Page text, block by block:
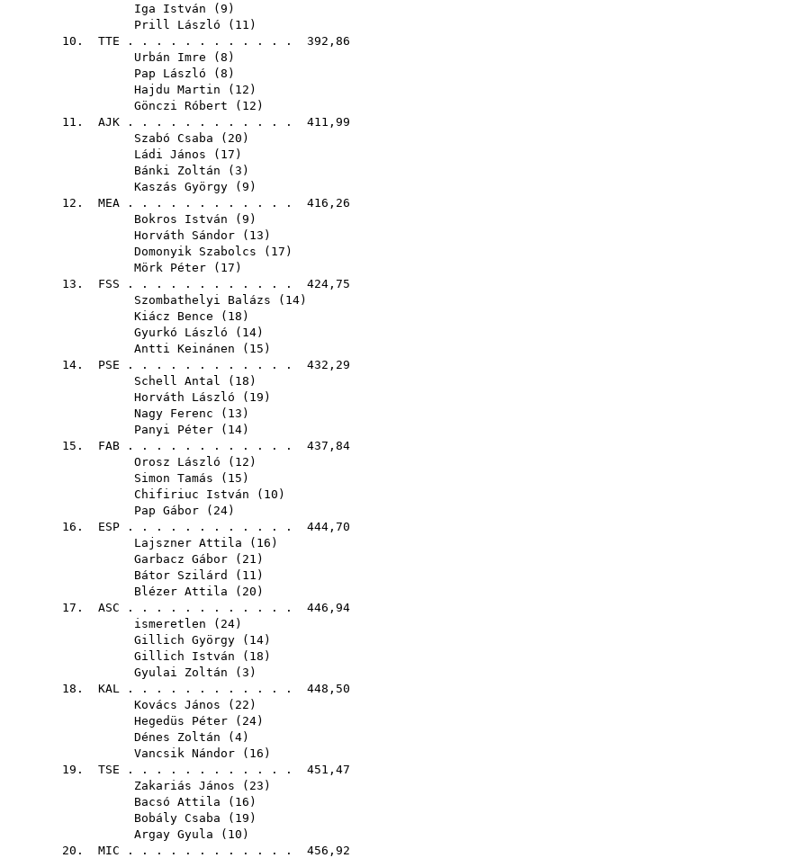
Iga István ( 9 )
Prill László ( 11 )
10. TTE . . . . . . . . . . . . 392,86
Urbán Imre ( 8 )
Pap László ( 8 )
Hajdu Martin ( 12 )
Gönczi Róbert ( 12 )
11. AJK . . . . . . . . . . . . 411,99
Szabó Csaba ( 20 )
Ládi János ( 17 )
Bánki Zoltán ( 3 )
Kaszás György ( 9 )
12. MEA . . . . . . . . . . . . 416,26
Bokros István ( 9 )
Horváth Sándor ( 13 )
Domonyik Szabolcs ( 17 )
Mörk Péter ( 17 )
13. FSS . . . . . . . . . . . . 424,75
Szombathelyi Balázs ( 14)
Kiácz Bence ( 18 )
Gyurkó László ( 14)
Antti Keinánen ( 15 )
14. PSE . . . . . . . . . . . . 432,29
Schell Antal ( 18 )
Horváth László ( 19 )
Nagy Ferenc ( 13 )
Panyi Péter ( 14)
15. FAB . . . . . . . . . . . . 437,84
Orosz László ( 12 )
Simon Tamás ( 15 )
Chifiriuc István ( 10 )
Pap Gábor ( 24)
16. ESP . . . . . . . . . . . . 444,70
Lajszner Attila ( 16 )
Garbacz Gábor ( 21 )
Bátor Szilárd
( 11 )
Blézer Attila ( 20 )
17. ASC . . . . . . . . . . . . 446,94
ismeretlen ( 24)
Gillich György ( 14)
Gillich István ( 18 )
Gyulai Zoltán ( 3 )
18. KAL . . . . . . . . . . . . 448,50
Kovács János ( 22 )
Hegedüs Péter ( 24)
Dénes Zoltán ( 4)
Vancsik Nándor ( 16 )
19. TSE . . . . . . . . . . . . 451,47
Zakariás János ( 23 )
Bacsó Attila ( 16 )
Bobály Csaba ( 19 )
Argay Gyula ( 10 )
20. MIC . . . . . . . . . . . . 456,92